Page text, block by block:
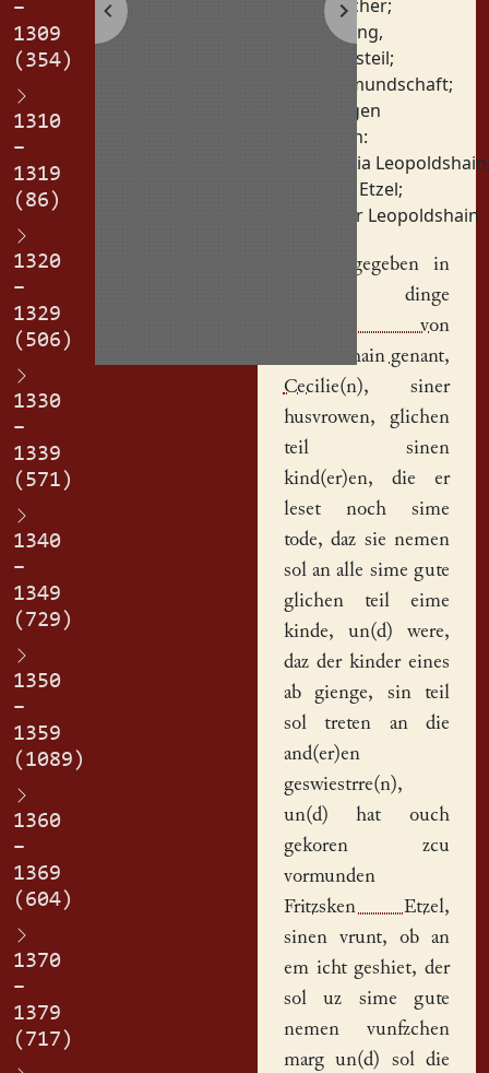
–
1309
(354)
1310
–
1319
(86)
1320
–
1329
(506)
1330
–
1339
(571)
1340
–
1349
(729)
1350
–
1359
(1089)
1360
–
1369
(604)
1370
–
1379
(717)
Gleicher;
Teilung,
Kindsteil;
Vormundschaft;
Zeugen
Personen:
Cecilia Leopoldshain
Fritz Etzel;
Peter Leopoldshain
Iz hat gegeben in
jehetem dinge
Pet(er), von
Lutolfeshain genant,
Cecilie(n), siner
husvrowen, glichen
teil sinen
kind(er)en, die er
leset noch sime
tode, daz sie nemen
sol an alle sime gute
glichen teil eime
kinde, un(d) were,
daz der kinder eines
ab gienge, sin teil
sol treten an die
and(er)en
geswiestrre(n),
un(d) hat ouch
gekoren zcu
vormunden
Fritzsken Etzel,
sinen vrunt, ob an
em icht geshiet, der
sol uz sime gute
nemen vunfzchen
marg un(d) sol die